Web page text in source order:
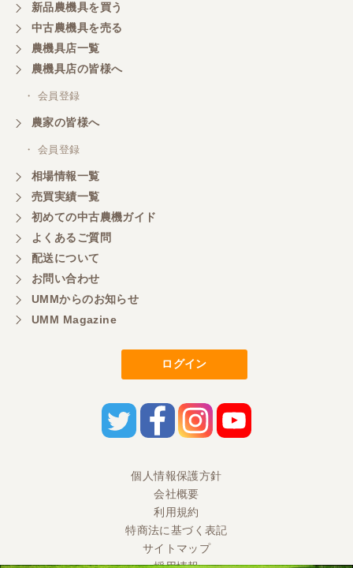
山梨県／
商談成立の連絡をいたいておりません。
山梨県／中川
このたびは、ありがとうございました。
山梨県／好ちゃん
大変いい商品で草刈り作業で活躍しています
新品農機具を買う
中古農機具を売る
農機具店一覧
農機具店の皆様へ
・ 会員登録
農家の皆様へ
・ 会員登録
相場情報一覧
売買実績一覧
初めての中古農機ガイド
よくあるご質問
配送について
お問い合わせ
UMMからのお知らせ
UMM Magazine
ログイン
個人情報保護方針
会社概要
利用規約
特商法に基づく表記
サイトマップ